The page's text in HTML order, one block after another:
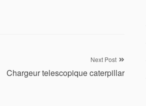
Next Post
Chargeur telescopique caterpillar